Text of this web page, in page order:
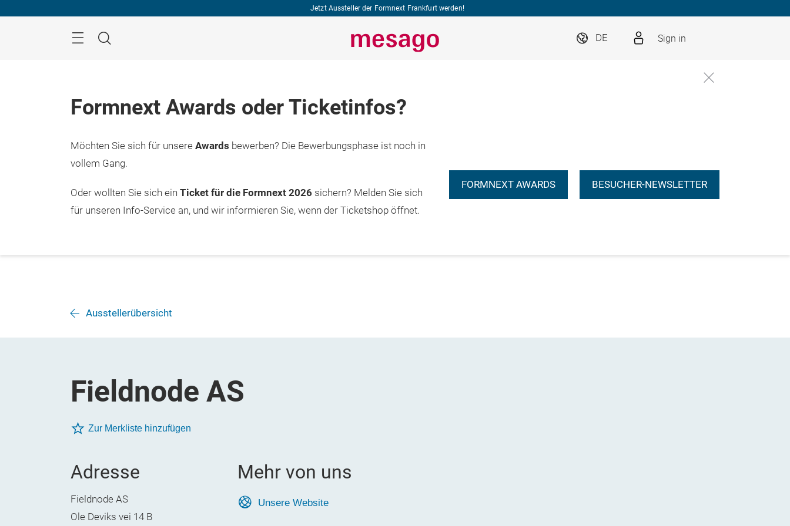
Jetzt Aussteller der Formnext Frankfurt werden!
Suche
DE Sign in
Formnext Awards oder Ticketinfos?
Möchten Sie sich für unsere Awards bewerben? Die Bewerbungsphase ist noch in
vollem Gang.
Oder wollten Sie sich ein Ticket für die Formnext 2026 sichern? Melden Sie sich
für unseren Info-Service an, und wir informieren Sie, wenn der Ticketshop öffnet.
FORMNEXT AWARDS BESUCHER-NEWSLETTER
Ausstellerübersicht
Fieldnode AS
Zur Merkliste hinzufügen
Adresse
Fieldnode AS
Ole Deviks vei 14 B
Mehr von uns
Unsere Website